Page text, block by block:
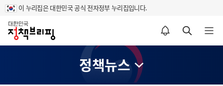
이 누리집은 대한민국 공식 전자정부 누리집입니다.
홈
알림설정 바로가기 검색 바로가기 메뉴 열기
정책뉴스